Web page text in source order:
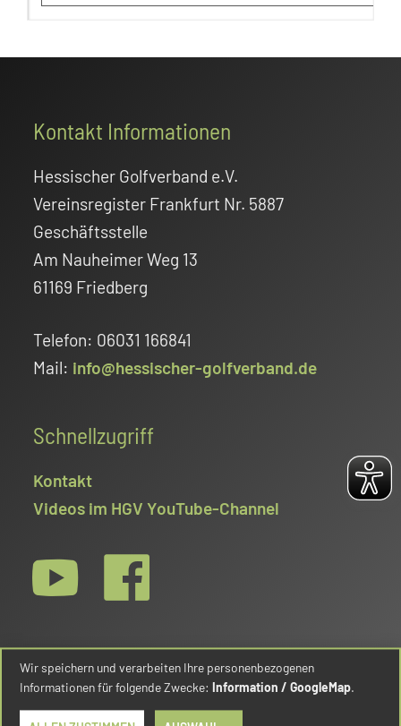
FooterKontakt Informationen
Hessischer Golfverband e.V.
Vereinsregister Frankfurt Nr. 5887
Geschäftsstelle
Am Nauheimer Weg 13
61169 Friedberg
Telefon: 06031 166841
Mail: info@hessischer-golfverband.de
Schnellzugriff
Kontakt
Videos im HGV YouTube-Channel
© Hessischer Golfverband e.V. 2026
Wir speichern und verarbeiten Ihre personenbezogenen
Informationen für folgende Zwecke: Information / GoogleMap.